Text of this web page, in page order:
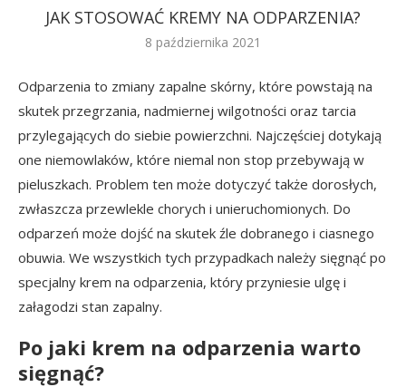
JAK STOSOWAĆ KREMY NA ODPARZENIA?
8 października 2021
Odparzenia to zmiany zapalne skórny, które powstają na
skutek przegrzania, nadmiernej wilgotności oraz tarcia
przylegających do siebie powierzchni. Najczęściej dotykają
one niemowlaków, które niemal non stop przebywają w
pieluszkach. Problem ten może dotyczyć także dorosłych,
zwłaszcza przewlekle chorych i unieruchomionych. Do
odparzeń może dojść na skutek źle dobranego i ciasnego
obuwia. We wszystkich tych przypadkach należy sięgnąć po
specjalny krem na odparzenia, który przyniesie ulgę i
załagodzi stan zapalny.
Po jaki krem na odparzenia warto
sięgnąć?